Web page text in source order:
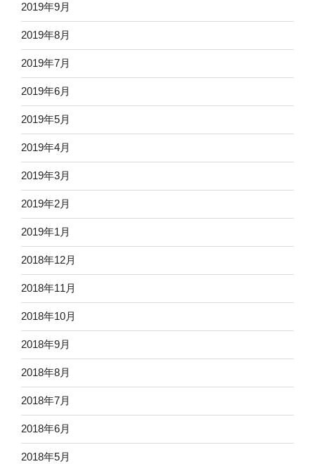
2019年9月
2019年8月
2019年7月
2019年6月
2019年5月
2019年4月
2019年3月
2019年2月
2019年1月
2018年12月
2018年11月
2018年10月
2018年9月
2018年8月
2018年7月
2018年6月
2018年5月